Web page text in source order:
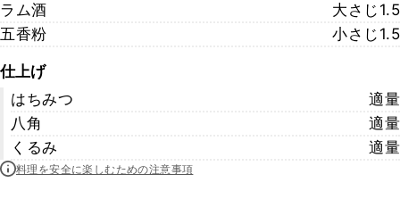
ラム酒
大さじ1.5
五香粉
小さじ1.5
仕上げ
はちみつ
適量
八角
適量
くるみ
適量
料理を安全に楽しむための注意事項